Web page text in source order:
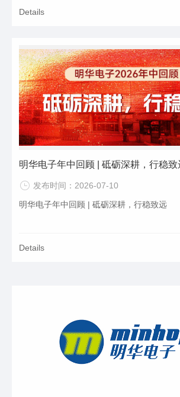
Details
明华电子年中回顾 | 砥砺深耕，行稳致
发布时间：2026-07-10
明华电子年中回顾 | 砥砺深耕，行稳致远
Details